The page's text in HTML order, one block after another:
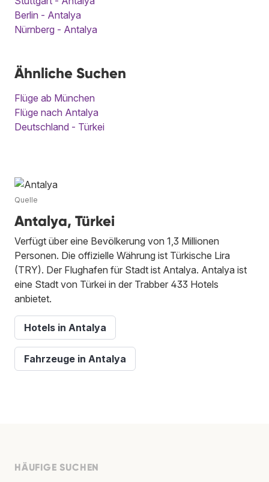
Berlin - Antalya
Nürnberg - Antalya
Ähnliche Suchen
Flüge ab München
Flüge nach Antalya
Deutschland - Türkei
Quelle
Antalya, Türkei
Verfügt über eine Bevölkerung von 1,3 Millionen
Personen. Die offizielle Währung ist Türkische Lira
(TRY). Der Flughafen für Stadt ist Antalya. Antalya ist
eine Stadt von Türkei in der Trabber 433 Hotels
anbietet.
Hotels in Antalya
Fahrzeuge in Antalya
HÄUFIGE SUCHEN